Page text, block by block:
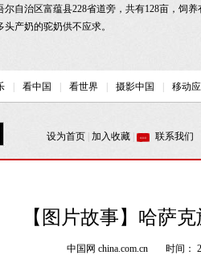
自治区富蕴县228省道旁，共有128亩，饲
产奶的驼奶供不应求。
【图片故事】哈萨
中国网 china.com.cn 时间：